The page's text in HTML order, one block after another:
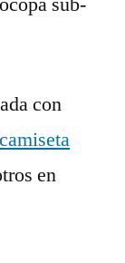
con
camiseta
en